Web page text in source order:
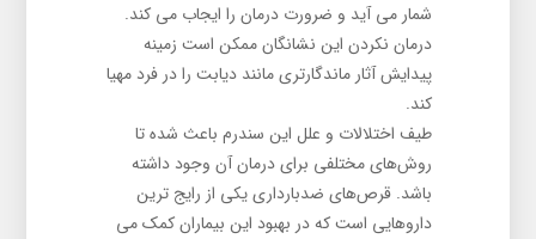
شمار می آید و ضرورت درمان را ایجاب می کند.
درمان نکردن این نشانگان ممکن است زمینه
پیدایش آثار ماندگارتری مانند دیابت را در فرد مهیا
کند.
طیف اختلالات و علل این سندرم باعث شده تا
روش‌های مختلفی برای درمان آن وجود داشته
باشد. قرص‌های ضدبارداری یکی از رایج ترین
داروهایی است که در بهبود این بیماران کمک می